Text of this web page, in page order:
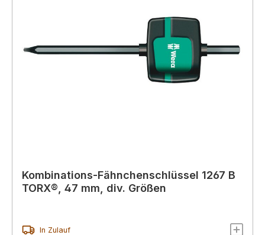
Kombinations-Fähnchenschlüssel 1267 B
TORX®, 47 mm, div. Größen
In Zulauf